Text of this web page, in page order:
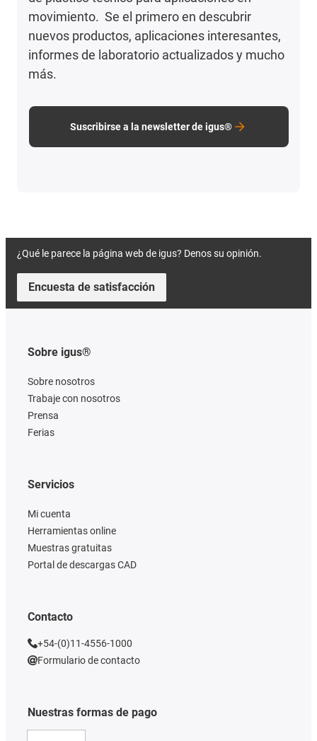
movimiento. Se el primero en descubrir
nuevos productos, aplicaciones interesantes,
informes de laboratorio actualizados y mucho
más.
Suscribirse a la newsletter de igus®
¿Qué le parece la página web de igus? Denos su opinión.
Encuesta de satisfacción
Sobre igus®
Sobre nosotros
Trabaje con nosotros
Prensa
Ferias
Nuestras formas de pago
Servicios
Mi cuenta
Herramientas online
Muestras gratuitas
Portal de descargas CAD
Contacto
+54-(0)11-4556-1000
Formulario de contacto